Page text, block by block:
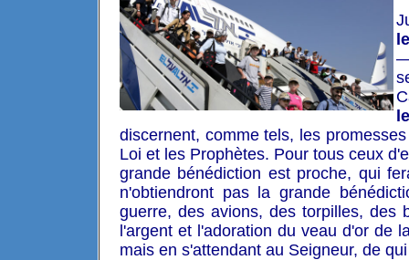
discernent, comme tels, les
Loi et les Prophètes. Pour tous ceux
grande bénédiction est proche, qui
n'obtiendront pas la grande
guerre, des avions, des torpilles, des
l'argent et l'adoration du veau d'or de
mais en s'attendant au Seigneur, de